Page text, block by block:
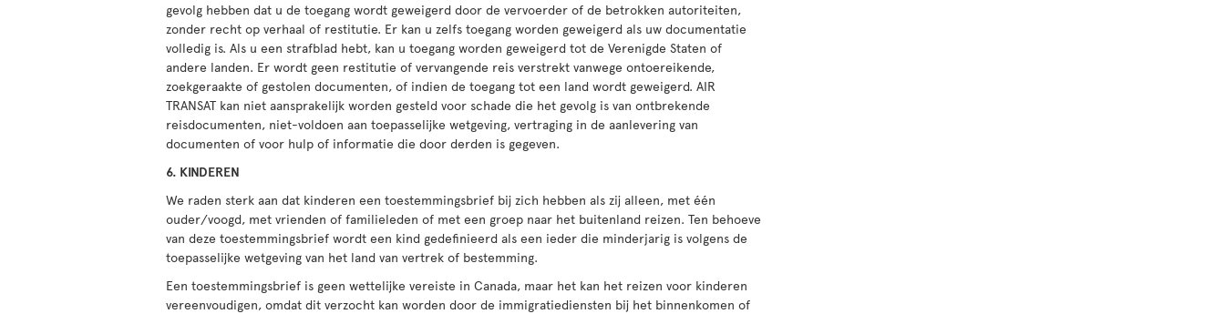
gevolg hebben dat u de toegang wordt geweigerd door de vervoerder of de betrokken autoriteiten,
zonder recht op verhaal of restitutie. Er kan u zelfs toegang worden geweigerd als uw documentatie
volledig is. Als u een strafblad hebt, kan u toegang worden geweigerd tot de Verenigde Staten of
andere landen. Er wordt geen restitutie of vervangende reis verstrekt vanwege ontoereikende,
zoekgeraakte of gestolen documenten, of indien de toegang tot een land wordt geweigerd. AIR
TRANSAT kan niet aansprakelijk worden gesteld voor schade die het gevolg is van ontbrekende
reisdocumenten, niet-voldoen aan toepasselijke wetgeving, vertraging in de aanlevering van
documenten of voor hulp of informatie die door derden is gegeven.
6. KINDEREN
We raden sterk aan dat kinderen een toestemmingsbrief bij zich hebben als zij alleen, met één
ouder/voogd, met vrienden of familieleden of met een groep naar het buitenland reizen. Ten behoeve
van deze toestemmingsbrief wordt een kind gedefinieerd als een ieder die minderjarig is volgens de
toepasselijke wetgeving van het land van vertrek of bestemming.
Een toestemmingsbrief is geen wettelijke vereiste in Canada, maar het kan het reizen voor kinderen
vereenvoudigen, omdat dit verzocht kan worden door de immigratiediensten bij het binnenkomen of